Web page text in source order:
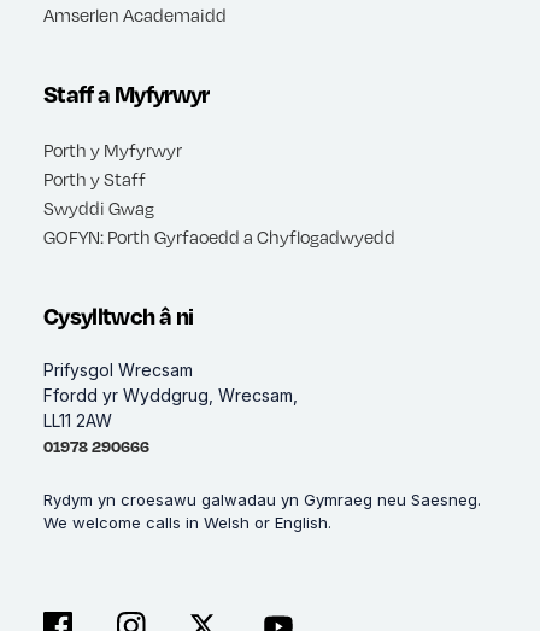
Amserlen Academaidd
Staff a Myfyrwyr
Porth y Myfyrwyr
Porth y Staff
Swyddi Gwag
GOFYN: Porth Gyrfaoedd a Chyflogadwyedd
Cysylltwch â ni
Prifysgol Wrecsam
Ffordd yr Wyddgrug, Wrecsam,
LL11 2AW
01978 290666
Rydym yn croesawu galwadau yn Gymraeg neu Saesneg.
We welcome calls in Welsh or English.